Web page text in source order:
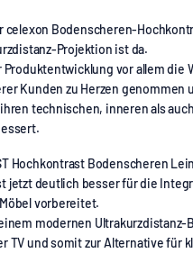
celexon Bodenscheren-
Projektion ist da.
Produktentwicklung vor allem die
Kunden zu Herzen genommen
technischen, inneren als
Hochkontrast Bodenscheren
jetzt deutlich besser für die
vorbereitet.
modernen Ultrakurzdistanz-
TV und somit zur Alternative für